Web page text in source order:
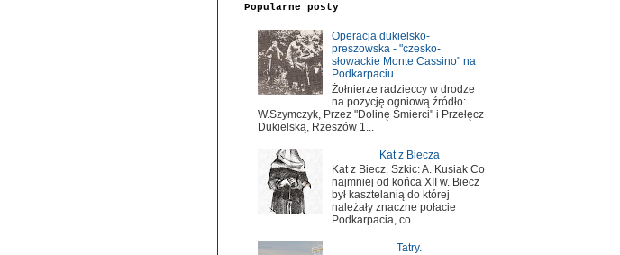
Popularne posty
Operacja dukielsko-
preszowska - "czesko-
słowackie Monte Cassino" na
Podkarpaciu
Żołnierze radzieccy w drodze
na pozycję ogniową źródło:
W.Szymczyk, Przez "Dolinę Śmierci" i Przełęcz
Dukielską, Rzeszów 1...
Kat z Biecza
Kat z Biecz. Szkic: A. Kusiak Co
najmniej od końca XII w. Biecz
był kasztelanią do której
należały znaczne połacie
Podkarpacia, co...
Tatry.